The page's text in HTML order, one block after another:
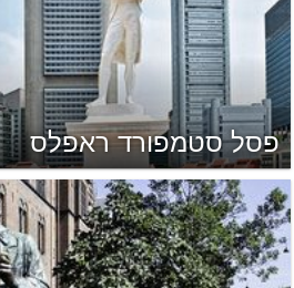
פסל סטמפורד ראפלס